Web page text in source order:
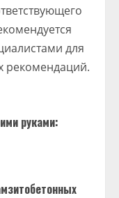
для
рекомендаций.
руками: